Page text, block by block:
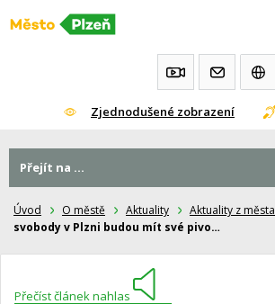
Přeskočit
Zjednodušené zobrazení
Úvod O městě Aktuality Aktuality z města
svobody v Plzni budou mít své pivo…
Přečíst článek nahlas
Přejít na ...